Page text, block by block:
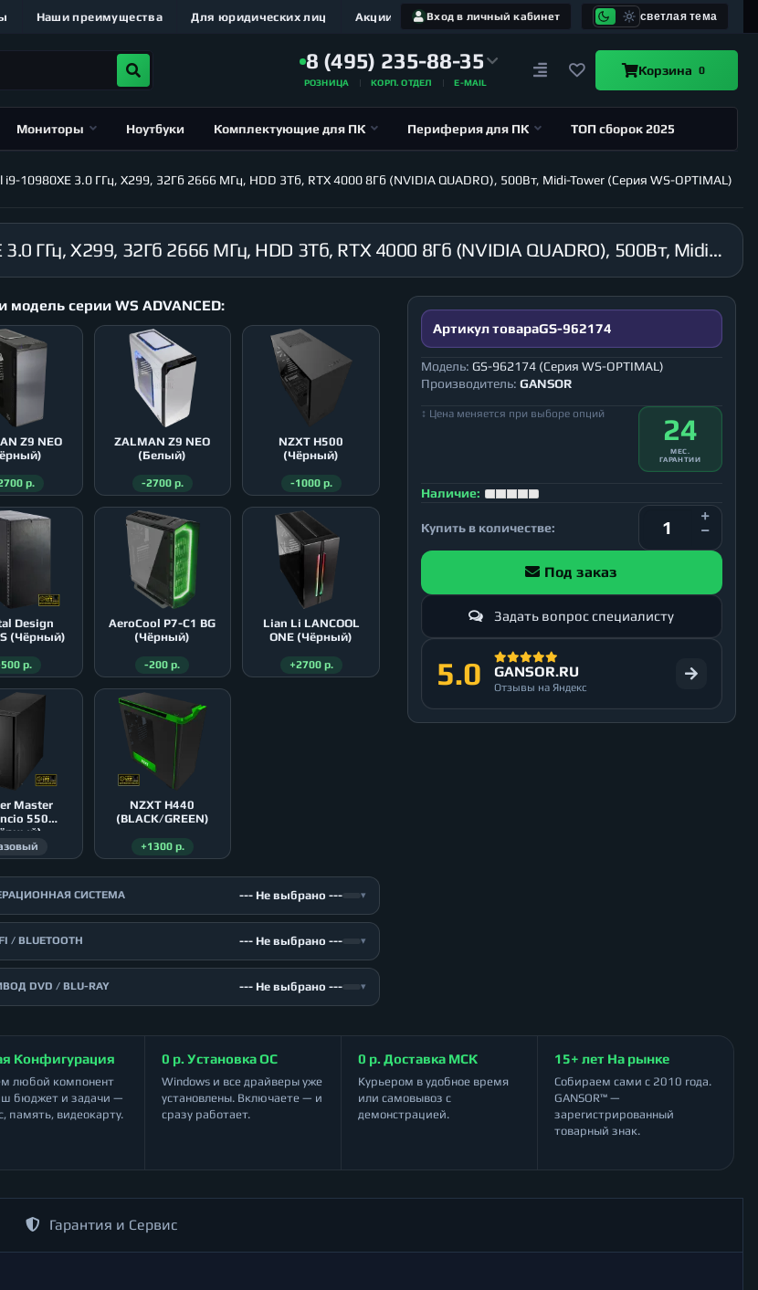
Вход в личный кабинет светлая тема
Наши преимущества Для юридических лиц Акции
8 (495) 235-88-35
РОЗНИЦА КОРП. ОТДЕЛ E-MAIL
Корзина 0
Мониторы Ноутбуки Комплектующие для ПК Периферия для ПК ТОП сборок 2025
10980XE 3.0 ГГц, X299, 32Гб 2666 МГц, HDD 3Тб, RTX 4000 8Гб (NVIDIA QUADRO), 500Вт, Midi-Tower (Серия WS-OPTIMAL)
Рабочая станция GANSOR-962174 Intel i9-10980XE 3.0 ГГц, X299, 32Гб 2666 МГц, HDD 3Тб, RTX 4000 8Гб (NVIDIA QUADRO), 500Вт, Midi-Tower (Серия WS-OPTIMAL)
модель серии WS ADVANCED:
Z9 NEO
р.
ZALMAN Z9 NEO
(Белый)
-2700 р.
NZXT H500
(Чёрный)
-1000 р.
Design
(Чёрный)
р.
AeroСool P7-C1 BG
(Чёрный)
-200 р.
Lian Li LANCOOL
ONE (Чёрный)
+2700 р.
Master
550
NZXT H440
(BLACK/GREEN)
+1300 р.
СИСТЕМА --- Не выбрано --- ▾
/ BLUETOOTH --- Не выбрано --- ▾
DVD / BLU-RAY --- Не выбрано --- ▾
Артикул товараGS-962174
Модель: GS-962174 (Серия WS-OPTIMAL)
Производитель: GANSOR
↕ Цена меняется при выборе опций 24
МЕС.
ГАРАНТИИ
Наличие:
Купить в количестве:
Под заказ
Задать вопрос специалисту
5.0 GANSOR.RU
Отзывы на Яндекс
Конфигурация
любой компонент
бюджет и задачи —
память, видеокарту.
0 р. Установка ОС
Windows и все драйверы уже
установлены. Включаете — и
сразу работает.
0 р. Доставка МСК
Курьером в удобное время
или самовывоз с
демонстрацией.
15+ лет На рынке
Собираем сами с 2010 года.
GANSOR™ —
зарегистрированный
товарный знак.
Гарантия и Сервис